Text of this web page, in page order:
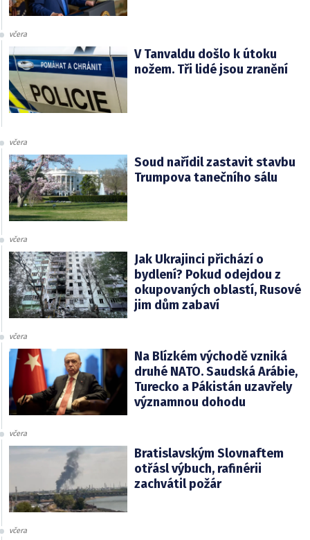
včera
V Tanvaldu došlo k útoku
nožem. Tři lidé jsou zranění
včera
Soud nařídil zastavit stavbu
Trumpova tanečního sálu
včera
Jak Ukrajinci přichází o
bydlení? Pokud odejdou z
okupovaných oblastí, Rusové
jim dům zabaví
včera
Na Blízkém východě vzniká
druhé NATO. Saudská Arábie,
Turecko a Pákistán uzavřely
významnou dohodu
včera
Bratislavským Slovnaftem
otřásl výbuch, rafinérii
zachvátil požár
včera